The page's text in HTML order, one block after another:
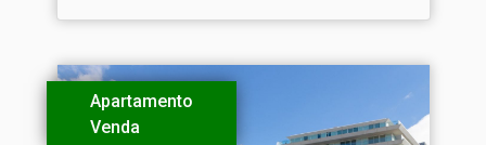
Apartamento
Venda